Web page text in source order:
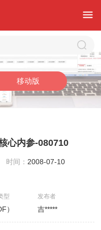
心内参-080710
时间： 2008-07-10
型
）
发布者
吉*****